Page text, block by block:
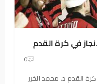
في كرة القدم
0
القدم د. محمد الخير